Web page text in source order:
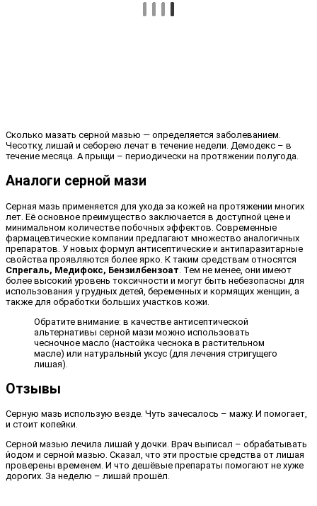
Сколько мазать серной мазью — определяется заболеванием.
Чесотку, лишай и себорею лечат в течение недели. Демодекс – в
течение месяца. А прыщи – периодически на протяжении полугода.
Аналоги серной мази
Серная мазь применяется для ухода за кожей на протяжении многих
лет. Её основное преимущество заключается в доступной цене и
минимальном количестве побочных эффектов. Современные
фармацевтические компании предлагают множество аналогичных
препаратов. У новых формул антисептические и антипаразитарные
свойства проявляются более ярко. К таким средствам относятся
Спрегаль, Медифокс, Бензилбензоат . Тем не менее, они имеют
более высокий уровень токсичности и могут быть небезопасны для
использования у грудных детей, беременных и кормящих женщин, а
также для обработки больших участков кожи.
Обратите внимание: в качестве антисептической
альтернативы серной мази можно использовать
чесночное масло (настойка чеснока в растительном
масле) или натуральный уксус (для лечения стригущего
лишая).
Отзывы
Серную мазь использую везде. Чуть зачесалось – мажу. И помогает,
и стоит копейки.
Серной мазью лечила лишай у дочки. Врач выписал – обрабатывать
йодом и серной мазью. Сказал, что эти простые средства от лишая
проверены временем. И что дешёвые препараты помогают не хуже
дорогих. За неделю – лишай прошёл.